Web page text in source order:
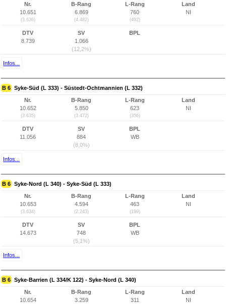
Nr.
10.651
(3.636)
B-Rang
6.869
(4.482)
L-Rang
760
(492)
Land
NI
DTV
8.739
SV
1.066
(12,2%)
BPL
Infos...
B 6 Syke-Süd (L 333) - Süstedt-Ochtmannien (L 332)
Nr.
10.652
(3.635)
B-Rang
5.850
(3.472)
L-Rang
623
(356)
Land
NI
DTV
11.056
SV
884
(8,0%)
BPL
WB
Infos...
B 6 Syke-Nord (L 340) - Syke-Süd (L 333)
Nr.
10.653
(3.634)
B-Rang
4.594
(2.243)
L-Rang
463
(199)
Land
NI
DTV
14.673
SV
748
(5,1%)
BPL
WB
Infos...
B 6 Syke-Barrien (L 334/K 122) - Syke-Nord (L 340)
Nr.
10.654
B-Rang
3.259
L-Rang
311
Land
NI